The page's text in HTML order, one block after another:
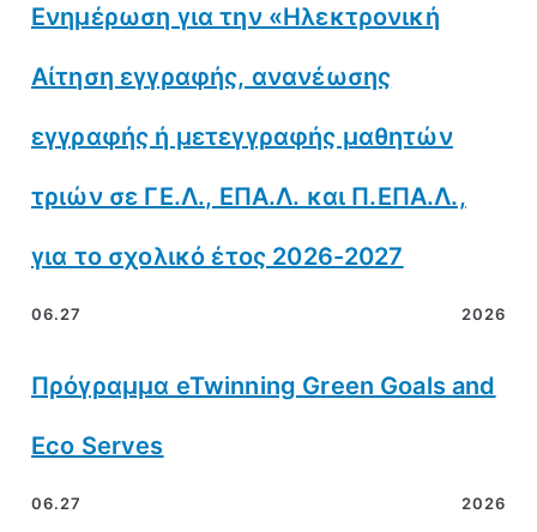
Ενημέρωση για την «Ηλεκτρονική
Αίτηση εγγραφής, ανανέωσης
εγγραφής ή μετεγγραφής μαθητών
τριών σε ΓΕ.Λ., ΕΠΑ.Λ. και Π.ΕΠΑ.Λ.,
για το σχολικό έτος 2026-2027
06.27 2026
Πρόγραμμα eTwinning Green Goals and
Eco Serves
06.27 2026